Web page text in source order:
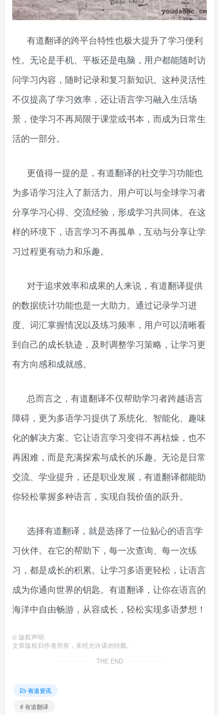
有道翻译的跨平台特性也极大提升了学习便利
性。无论是手机、平板还是电脑，用户都能随时访
问学习内容，随时记录和复习新知识。这种灵活性
不仅提高了学习效率，还让语言学习融入生活场
景，使学习不再局限于课堂或书本，而成为日常生
活的一部分。
更值得一提的是，有道翻译的社交学习功能也
为多语学习注入了新活力。用户可以与全球学习者
分享学习心得、交流经验，形成学习共同体。在这
样的环境下，语言学习不再孤单，互动与分享让学
习过程更有动力和乐趣。
对于追求效率和成果的人来说，有道翻译提供
的数据统计功能也是一大助力。通过记录学习进
度、词汇掌握情况以及练习频率，用户可以清晰看
到自己的成长轨迹，及时调整学习策略，让学习更
有方向感和成就感。
总而言之，有道翻译不仅帮助学习者跨越语言
障碍，更为多语学习提供了系统化、智能化、趣味
化的解决方案。它让语言学习变得不再枯燥，也不
再困难，而是充满探索与成长的乐趣。无论是日常
交流、学业提升，还是职业发展，有道翻译都能助
你轻松掌握多种语言，实现自我价值的跃升。
选择有道翻译，就是选择了一位贴心的语言学
习伙伴。在它的帮助下，每一次查询、每一次练
习，都是成长的积累。让学习多语更轻松，让语言
成为你通向世界的钥匙。有道翻译，让你在语言的
海洋中自由畅游，从容成长，轻松实现多语梦想！
© 版权声明
文章版权归作者所有，未经允许请勿转载。
THE END
有道资讯
# 有道翻译